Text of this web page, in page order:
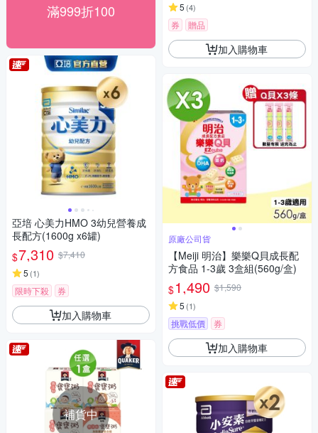
滿999折100
亞培 心美力HMO 3幼兒營養成
長配方(1600g x6罐)
$7,310 $7,410
5 (1)
限時下殺 券
加入購物車
補貨中
5 (4)
券 贈品
加入購物車
原廠公司貨
【Meiji 明治】樂樂Q貝成長配
方食品 1-3歲 3盒組(560g/盒)
$1,490 $1,590
5 (1)
挑戰低價 券
加入購物車